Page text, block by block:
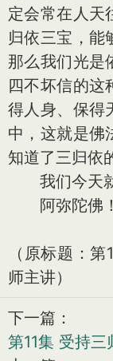
定会常在人天
归依三宝，能
那么我们光是
四不坏信的这
得人身、保得
中，这就是佛
知道了三归依
我们今天就
阿弥陀佛！
（原标题：
师主讲）
下一篇：
第11集 受持